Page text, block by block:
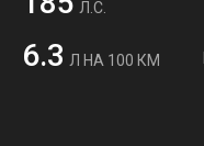
Л.С.
6.3 Л НА 100 КМ